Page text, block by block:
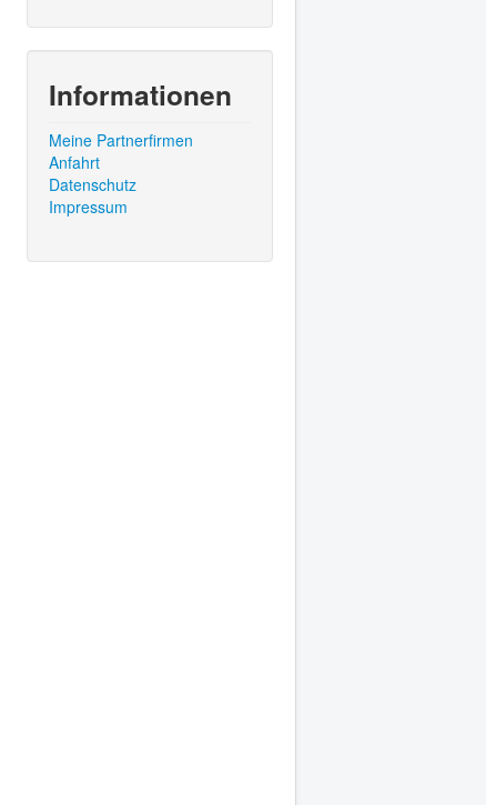
Informationen
Meine Partnerfirmen
Anfahrt
Datenschutz
Impressum